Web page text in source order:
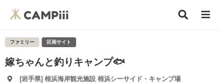
ファミリー 区画サイト
嫁ちゃんと釣りキャンプ🐟
[岩手県] 根浜海岸観光施設 根浜シーサイド・キャンプ場